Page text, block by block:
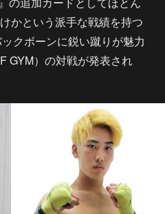
かという派手な戦績を持つ
クボーンに鋭い蹴りが魅力
GYM）の対戦が発表され